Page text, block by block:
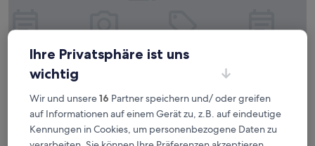
iBeach Resort
iBeach Resort
2.5-
Ihre Privatsphäre ist uns
wichtig
Wir und unsere16 Partner speichern und/ oder greifen
auf Informationen auf einem Gerät zu, z.B. auf eindeutige
Kennungen in Cookies, um personenbezogene Daten zu